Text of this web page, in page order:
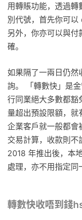
用轉賬功能，透過
別代號，首先你可以
另外，你亦可以與付
確。
如果隔了一兩日仍然
詢。 「轉數快」是
行同業絕大多數都豁
量超出預設限額，
企業客戶就一般都會
交易計算，收款則不
2018 年推出後，本
處理，亦不用指定同
轉數快收唔到錢